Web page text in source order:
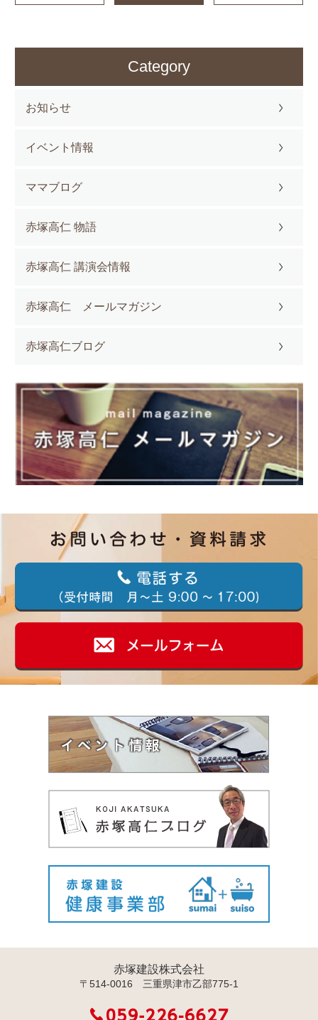
Category
お知らせ
イベント情報
ママブログ
赤塚高仁 物語
赤塚高仁 講演会情報
赤塚高仁 メールマガジン
赤塚高仁ブログ
赤塚建設株式会社
〒514-0016 三重県津市乙部775-1